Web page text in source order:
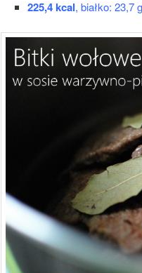
225,4 kcal, białko: 23,7